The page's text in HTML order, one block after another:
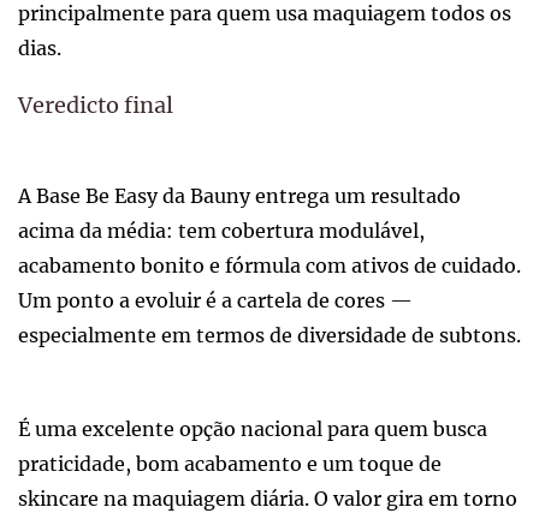
principalmente para quem usa maquiagem todos os
dias.
Veredicto final
A Base Be Easy da Bauny entrega um resultado
acima da média: tem cobertura modulável,
acabamento bonito e fórmula com ativos de cuidado.
Um ponto a evoluir é a cartela de cores —
especialmente em termos de diversidade de subtons.
É uma excelente opção nacional para quem busca
praticidade, bom acabamento e um toque de
skincare na maquiagem diária. O valor gira em torno